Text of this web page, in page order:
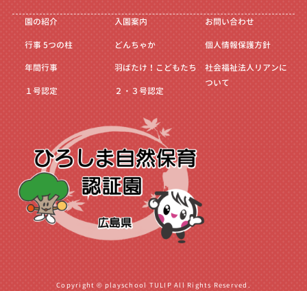
園の紹介
行事5つの柱
年間行事
１号認定
入園案内
どんちゃか
羽ばたけ！こどもたち
２・３号認定
お問い合わせ
個人情報保護方針
社会福祉法人リアンに
ついて
Copyright © playschool TULIP All Rights Reserved.